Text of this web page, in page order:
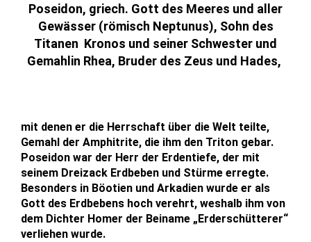
Poseidon, griech. Gott des Meeres und aller
Gewässer (römisch Neptunus), Sohn des
Titanen Kronos und seiner Schwester und
Gemahlin Rhea, Bruder des Zeus und Hades,
mit denen er die Herrschaft über die Welt teilte,
Gemahl der Amphitrite, die ihm den Triton gebar.
Poseidon war der Herr der Erdentiefe, der mit
seinem Dreizack Erdbeben und Stürme erregte.
Besonders in Böotien und Arkadien wurde er als
Gott des Erdbebens hoch verehrt, weshalb ihm von
dem Dichter Homer der Beiname „Erderschütterer“
verliehen wurde.